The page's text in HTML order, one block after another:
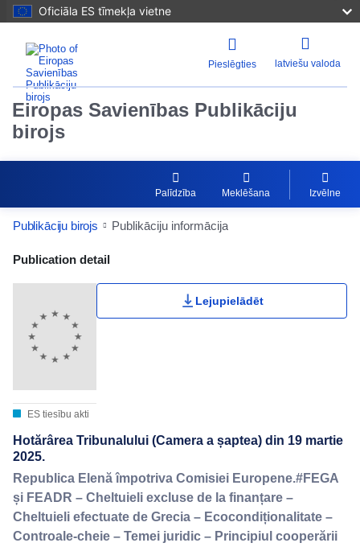
Oficiāla ES tīmekļa vietne
Pieslēgties latviešu valoda
Eiropas Savienības Publikāciju
birojs
Palīdzība Meklēšana Izvēlne
Publikāciju birojs Publikāciju informācija
Publication Detail Actions Portlet
Publication detail
ES tiesību akti
Lejupielādēt
Hotărârea Tribunalului (Camera a șaptea) din 19 martie
2025.
Republica Elenă împotriva Comisiei Europene.#FEGA
și FEADR – Cheltuieli excluse de la finanțare –
Cheltuieli efectuate de Grecia – Ecocondiționalitate –
Controale‑cheie – Temei juridic – Principiul cooperării